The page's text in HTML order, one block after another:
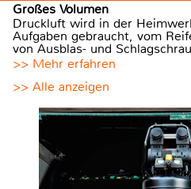
Großes Volumen
Druckluft wird in der
Aufgaben gebraucht, vom
von Ausblas- und
>> Mehr erfahren
>> Alle anzeigen